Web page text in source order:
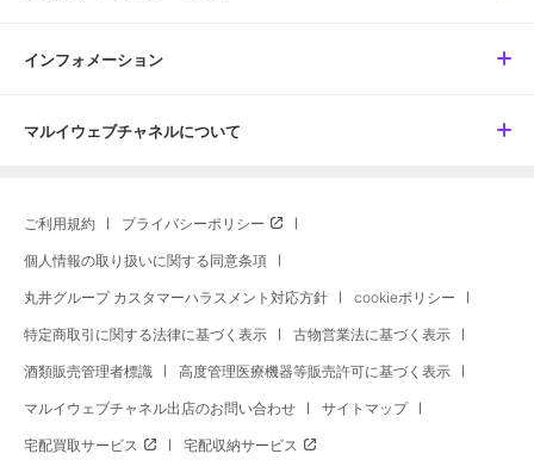
インフォメーション
マルイウェブチャネルについて
ご利用規約 プライバシーポリシー
個人情報の取り扱いに関する同意条項
丸井グループ カスタマーハラスメント対応方針 cookieポリシー
特定商取引に関する法律に基づく表示 古物営業法に基づく表示
酒類販売管理者標識 高度管理医療機器等販売許可に基づく表示
マルイウェブチャネル出店のお問い合わせ サイトマップ
宅配買取サービス 宅配収納サービス